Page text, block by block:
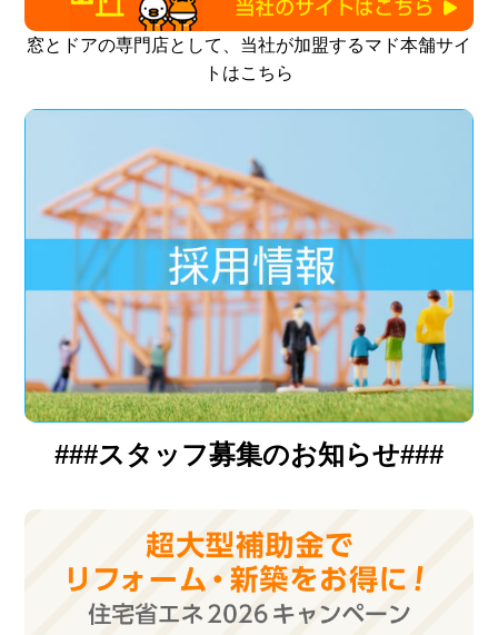
窓とドアの専門店として、当社が加盟するマド本舗サイ
トはこちら
###スタッフ募集のお知らせ###